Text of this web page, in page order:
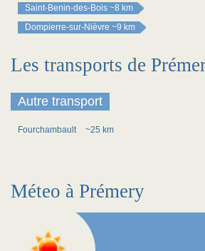
Saint-Benin-des-Bois ~8 km
Dompierre-sur-Nièvre ~9 km
Les transports de
Autre transport
Fourchambault ~25 km
Méteo à Prémery